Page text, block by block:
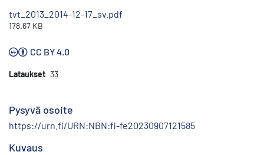
tvt_2013_2014-12-17_sv.pdf
178.67 KB
CC BY 4.0
Lataukset 33
Pysyvä osoite
https://urn.fi/URN:NBN:fi-fe20230907121585
Kuvaus